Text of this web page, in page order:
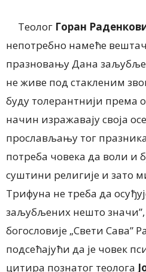
Теолог Горан
непотребно намеће
празновању Дана
не живе под стакленим
буду толерантнији према
начин изражавају своја
прослављању тог
потреба човека да воли и
суштини религије и зато
Трифуна не треба да
заљубљених нешто
богословије „Свети Сава”
подсећајући да је човек
цитира познатог теолога